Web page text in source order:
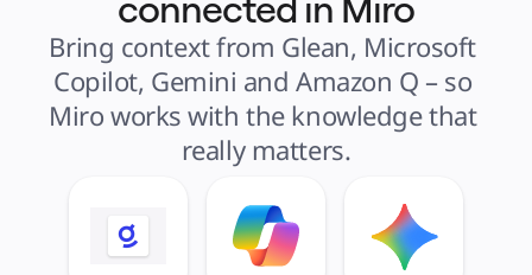
Bring context from Glean, Microsoft
Copilot, Gemini and Amazon Q – so
Miro works with the knowledge that
really matters.